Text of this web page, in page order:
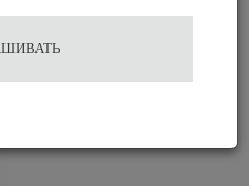
миркофе